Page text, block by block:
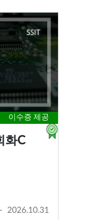
이수증 제공
화C
2026.10.31